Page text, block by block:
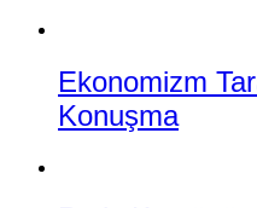
Ekonomizm
Konuşma